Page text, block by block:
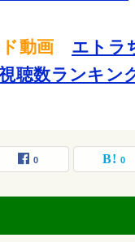
動画 エトラ
聴数ランキン
0 0